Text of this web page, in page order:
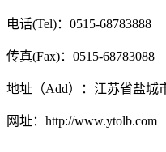
电话(Tel)：0515-68783888
传真(Fax)：0515-68783088
地址（Add）：江苏省盐城
网址：http://www.ytolb.com